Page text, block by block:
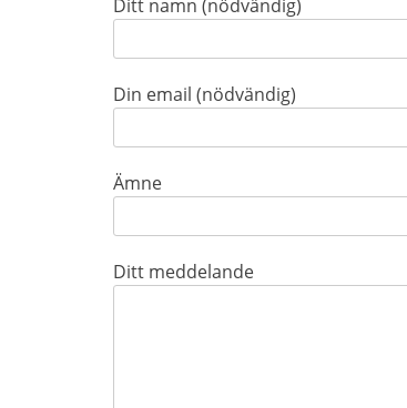
Ditt namn (nödvändig)
Din email (nödvändig)
Ämne
Ditt meddelande